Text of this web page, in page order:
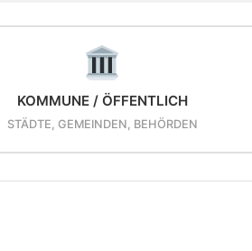
KOMMUNE / ÖFFENTLICH
STÄDTE, GEMEINDEN, BEHÖRDEN